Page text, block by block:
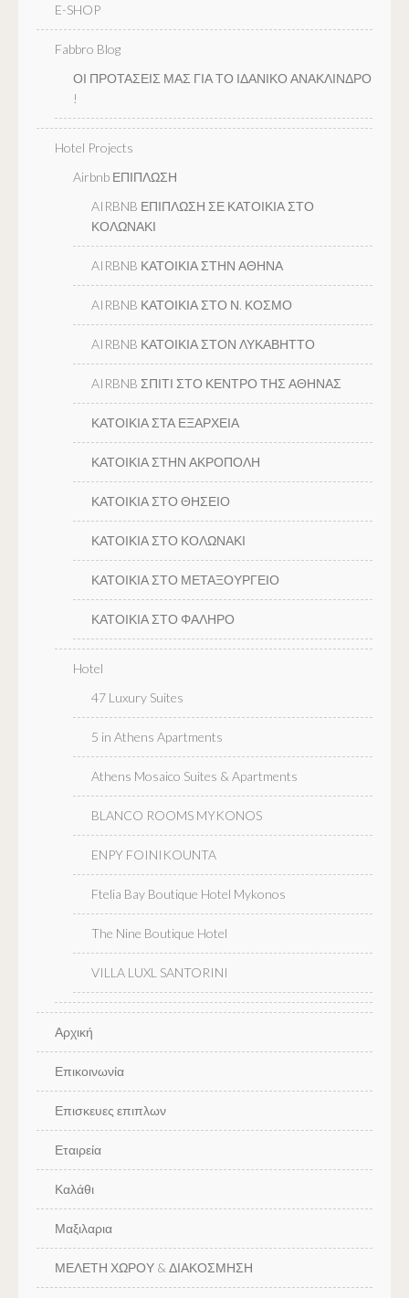
E-SHOP
Fabbro Blog
ΟΙ ΠΡΟΤΑΣΕΙΣ ΜΑΣ ΓΙΑ ΤΟ ΙΔΑΝΙΚΟ ΑΝΑΚΛΙΝΔΡΟ
!
Hotel Projects
Airbnb ΕΠΙΠΛΩΣΗ
AIRBNB ΕΠΙΠΛΩΣΗ ΣΕ ΚΑΤΟΙΚΙΑ ΣΤΟ
ΚΟΛΩΝΑΚΙ
AIRBNB ΚΑΤΟΙΚΙΑ ΣΤΗΝ ΑΘΗΝΑ
AIRBNB ΚΑΤΟΙΚΙΑ ΣΤΟ Ν. ΚΟΣΜΟ
AIRBNB ΚΑΤΟΙΚΙΑ ΣΤΟΝ ΛΥΚΑΒΗΤΤΟ
AIRBNB ΣΠΙΤΙ ΣΤΟ ΚΕΝΤΡΟ ΤΗΣ ΑΘΗΝΑΣ
ΚΑΤΟΙΚΙΑ ΣΤΑ ΕΞΑΡΧΕΙΑ
ΚΑΤΟΙΚΙΑ ΣΤΗΝ ΑΚΡΟΠΟΛΗ
ΚΑΤΟΙΚΙΑ ΣΤΟ ΘΗΣΕΙΟ
ΚΑΤΟΙΚΙΑ ΣΤΟ ΚΟΛΩΝΑΚΙ
ΚΑΤΟΙΚΙΑ ΣΤΟ ΜΕΤΑΞΟΥΡΓΕΙΟ
ΚΑΤΟΙΚΙΑ ΣΤΟ ΦΑΛΗΡΟ
Hotel
47 Luxury Suites
5 in Athens Apartments
Athens Mosaico Suites & Apartments
BLANCO ROOMS MYKONOS
ENPY FOINIKOUNTA
Ftelia Bay Boutique Hotel Mykonos
The Nine Boutique Hotel
VILLA LUXL SANTORINI
Αρχική
Επικοινωνία
Επισκευες επιπλων
Εταιρεία
Καλάθι
Μαξιλαρια
ΜΕΛΕΤΗ ΧΩΡΟΥ & ΔΙΑΚΟΣΜΗΣΗ